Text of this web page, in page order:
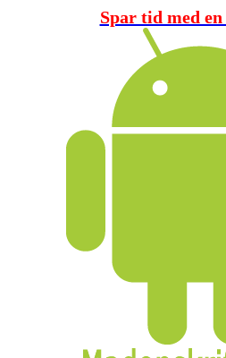
Spar tid med